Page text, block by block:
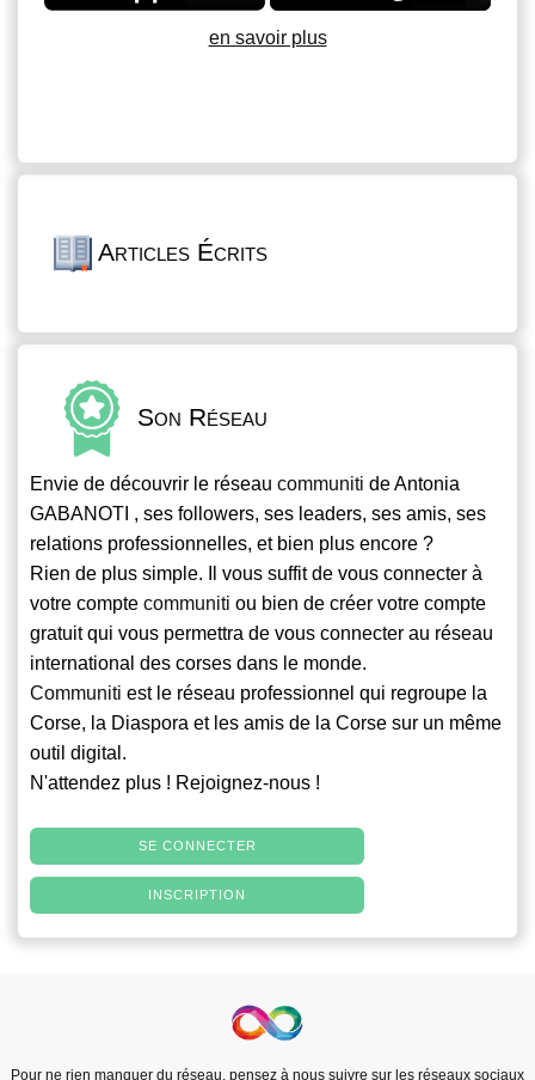
en savoir plus
Articles Écrits
Son Réseau
Envie de découvrir le réseau communiti de Antonia
GABANOTI , ses followers, ses leaders, ses amis, ses
relations professionnelles, et bien plus encore ?
Rien de plus simple. Il vous suffit de vous connecter à
votre compte communiti ou bien de créer votre compte
gratuit qui vous permettra de vous connecter au réseau
international des corses dans le monde.
Communiti est le réseau professionnel qui regroupe la
Corse, la Diaspora et les amis de la Corse sur un même
outil digital.
N'attendez plus ! Rejoignez-nous !
SE CONNECTER
INSCRIPTION
Pour ne rien manquer du réseau, pensez à nous suivre sur les réseaux sociaux